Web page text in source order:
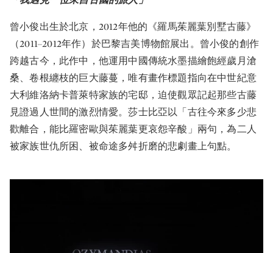
曾小俊出生於北京，2012年他的《羅馬茱麗葉別墅古藤》
（2011–2012年作）於巴黎吉美博物館展出。曾小俊的創作
跨越古今，此作中，他運用中國傳統水墨描繪飽經歲月滄
桑、卷根纏枝的巨大藤蔓，唯有畫作標題指向在中世紀意
大利維洛納卡普萊特家族的宅邸，迫使觀眾記起那些古藤
見證過人世間的激烈情愛。莎士比亞以「古往今來多少悲
歡離合，能比羅密歐與茱麗葉更哀怨辛酸」兩句，為二人
被家族世仇所困、被命途多舛折磨的悲劇畫上句點。